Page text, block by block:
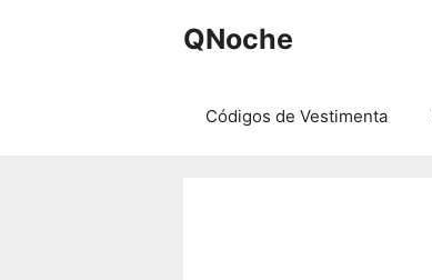
QNoche
Códigos de Vestimenta